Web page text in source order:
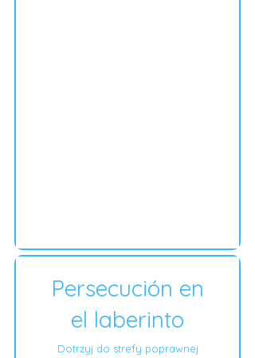
Persecución en
el laberinto
Dotrzyj do strefy poprawnej